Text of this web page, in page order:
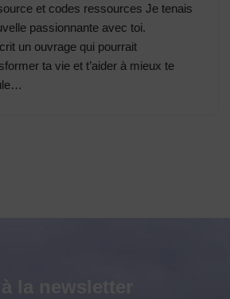
et codes ressources Je tenais
passionnante avec toi.
un ouvrage qui pourrait
ta vie et t’aider à mieux te
la newsletter